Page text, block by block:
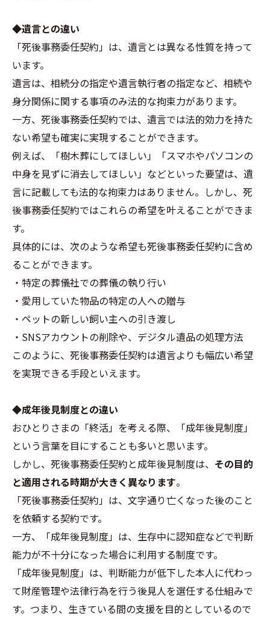
◆遺言との違い
「死後事務委任契約」は、遺言とは異なる性質を持って
います。
遺言は、相続分の指定や遺言執行者の指定など、相続や
身分関係に関する事項のみ法的な拘束力があります。
一方、死後事務委任契約では、遺言では法的効力を持た
ない希望も確実に実現することができます。
例えば、「樹木葬にしてほしい」「スマホやパソコンの
中身を見ずに消去してほしい」などといった要望は、遺
言に記載しても法的な拘束力はありません。しかし、死
後事務委任契約ではこれらの希望を叶えることができま
す。
具体的には、次のような希望も死後事務委任契約に含め
ることができます。
・特定の葬儀社での葬儀の執り行い
・愛用していた物品の特定の人への贈与
・ペットの新しい飼い主への引き渡し
・SNSアカウントの削除や、デジタル遺品の処理方法
このように、死後事務委任契約は遺言よりも幅広い希望
を実現できる手段といえます。
◆成年後見制度との違い
おひとりさまの「終活」を考える際、「成年後見制度」
という言葉を目にすることも多いと思います。
しかし、死後事務委任契約と成年後見制度は、 その目的
と適用される時期が大きく異なります。
「死後事務委任契約」は、文字通り亡くなった後のこと
を依頼する契約です。
一方、「成年後見制度」は、生存中に認知症などで判断
能力が不十分になった場合に利用する制度です。
「成年後見制度」は、判断能力が低下した本人に代わっ
て財産管理や法律行為を行う後見人を選任する仕組みで
す。つまり、生きている間の支援を目的としているので